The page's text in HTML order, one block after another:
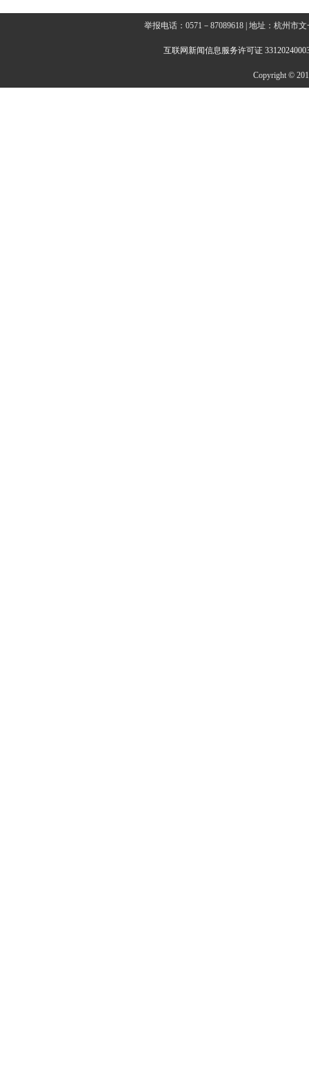
举报电话：0571－87089618 | 地址：杭州市
互联网新闻信息服务许可证
Copyright ©